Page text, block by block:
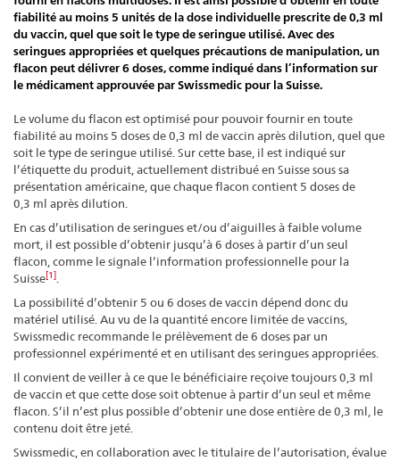
fiabilité au moins 5 unités de la dose individuelle prescrite de 0,3 ml
du vaccin, quel que soit le type de seringue utilisé. Avec des
seringues appropriées et quelques précautions de manipulation, un
flacon peut délivrer 6 doses, comme indiqué dans l’information sur
le médicament approuvée par Swissmedic pour la Suisse.
Le volume du flacon est optimisé pour pouvoir fournir en toute
fiabilité au moins 5 doses de 0,3 ml de vaccin après dilution, quel que
soit le type de seringue utilisé. Sur cette base, il est indiqué sur
l’étiquette du produit, actuellement distribué en Suisse sous sa
présentation américaine, que chaque flacon contient 5 doses de
0,3 ml après dilution.
En cas d’utilisation de seringues et/ou d’aiguilles à faible volume
mort, il est possible d’obtenir jusqu’à 6 doses à partir d’un seul
flacon, comme le signale l’information professionnelle pour la
Suisse[1].
La possibilité d’obtenir 5 ou 6 doses de vaccin dépend donc du
matériel utilisé. Au vu de la quantité encore limitée de vaccins,
Swissmedic recommande le prélèvement de 6 doses par un
professionnel expérimenté et en utilisant des seringues appropriées.
Il convient de veiller à ce que le bénéficiaire reçoive toujours 0,3 ml
de vaccin et que cette dose soit obtenue à partir d’un seul et même
flacon. S’il n’est plus possible d’obtenir une dose entière de 0,3 ml, le
contenu doit être jeté.
Swissmedic, en collaboration avec le titulaire de l’autorisation, évalue